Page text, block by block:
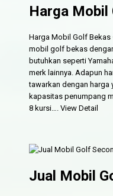
Harga Mobil
Harga Mobil Golf
mobil golf bekas
butuhkan seperti
merk lainnya. Adapun
tawarkan dengan harga
kapasitas penumpang
8 kursi….View Detail
Jual Mobil